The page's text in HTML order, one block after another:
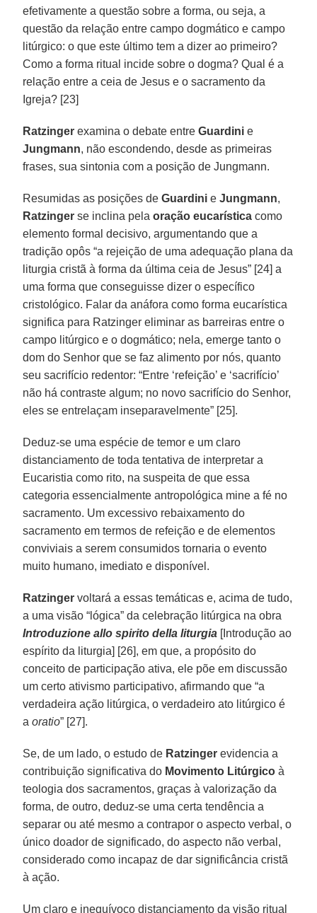
efetivamente a questão sobre a forma, ou seja, a
questão da relação entre campo dogmático e campo
litúrgico: o que este último tem a dizer ao primeiro?
Como a forma ritual incide sobre o dogma? Qual é a
relação entre a ceia de Jesus e o sacramento da
Igreja? [23]
Ratzinger examina o debate entreGuardini e
Jungmann, não escondendo, desde as primeiras
frases, sua sintonia com a posição de Jungmann.
Resumidas as posições deGuardini eJungmann,
Ratzinger se inclina pelaoração eucarística como
elemento formal decisivo, argumentando que a
tradição opôs “a rejeição de uma adequação plana da
liturgia cristã à forma da última ceia de Jesus” [24] a
uma forma que conseguisse dizer o específico
cristológico. Falar da anáfora como forma eucarística
significa para Ratzinger eliminar as barreiras entre o
campo litúrgico e o dogmático; nela, emerge tanto o
dom do Senhor que se faz alimento por nós, quanto
seu sacrifício redentor: “Entre ‘refeição’ e ‘sacrifício’
não há contraste algum; no novo sacrifício do Senhor,
eles se entrelaçam inseparavelmente” [25].
Deduz-se uma espécie de temor e um claro
distanciamento de toda tentativa de interpretar a
Eucaristia como rito, na suspeita de que essa
categoria essencialmente antropológica mine a fé no
sacramento. Um excessivo rebaixamento do
sacramento em termos de refeição e de elementos
conviviais a serem consumidos tornaria o evento
muito humano, imediato e disponível.
Ratzinger voltará a essas temáticas e, acima de tudo,
a uma visão “lógica” da celebração litúrgica na obra
Introduzione allo spirito della liturgia [Introdução ao
espírito da liturgia] [26], em que, a propósito do
conceito de participação ativa, ele põe em discussão
um certo ativismo participativo, afirmando que “a
verdadeira ação litúrgica, o verdadeiro ato litúrgico é
aoratio” [27].
Se, de um lado, o estudo de Ratzinger evidencia a
contribuição significativa do Movimento Litúrgico à
teologia dos sacramentos, graças à valorização da
forma, de outro, deduz-se uma certa tendência a
separar ou até mesmo a contrapor o aspecto verbal, o
único doador de significado, do aspecto não verbal,
considerado como incapaz de dar significância cristã
à ação.
Um claro e inequívoco distanciamento da visão ritual